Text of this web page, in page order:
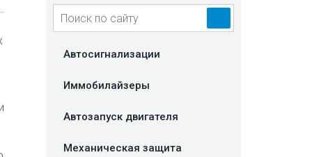
Автосигнализации
Иммобилайзеры
Автозапуск двигателя
Механическая защита